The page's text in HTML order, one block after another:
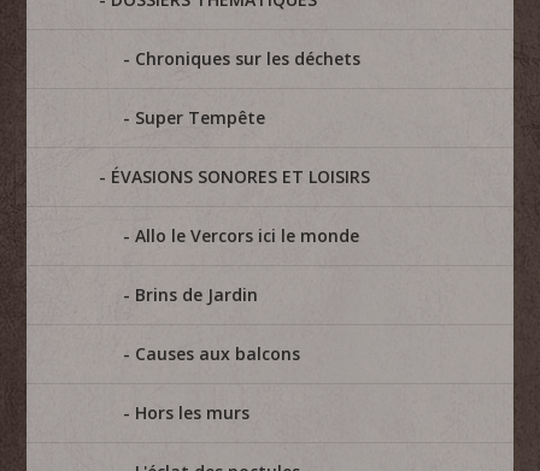
Chroniques sur les déchets
Super Tempête
ÉVASIONS SONORES ET LOISIRS
Allo le Vercors ici le monde
Brins de Jardin
Causes aux balcons
Hors les murs